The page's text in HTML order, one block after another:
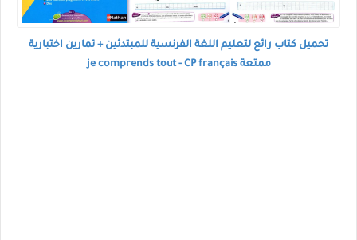
تحميل كتاب رائع لتعليم اللغة الفرنسية للمبتدئين + تمارين اختبارية
ممتعة je comprends tout - CP français